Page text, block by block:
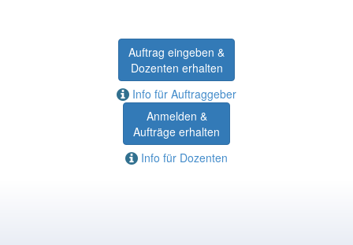
Auftrag eingeben &
Dozenten erhalten
Info für Auftraggeber
Anmelden &
Aufträge erhalten
Info für Dozenten